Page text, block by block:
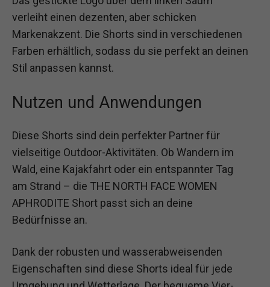
verleiht einen dezenten, aber schicken
Markenakzent. Die Shorts sind in verschiedenen
Farben erhältlich, sodass du sie perfekt an deinen
Stil anpassen kannst.
Nutzen und Anwendungen
Diese Shorts sind dein perfekter Partner für
vielseitige Outdoor-Aktivitäten. Ob Wandern im
Wald, eine Kajakfahrt oder ein entspannter Tag
am Strand – die THE NORTH FACE WOMEN
APHRODITE Short passt sich an deine
Bedürfnisse an.
Dank der robusten und wasserabweisenden
Eigenschaften sind diese Shorts ideal für jede